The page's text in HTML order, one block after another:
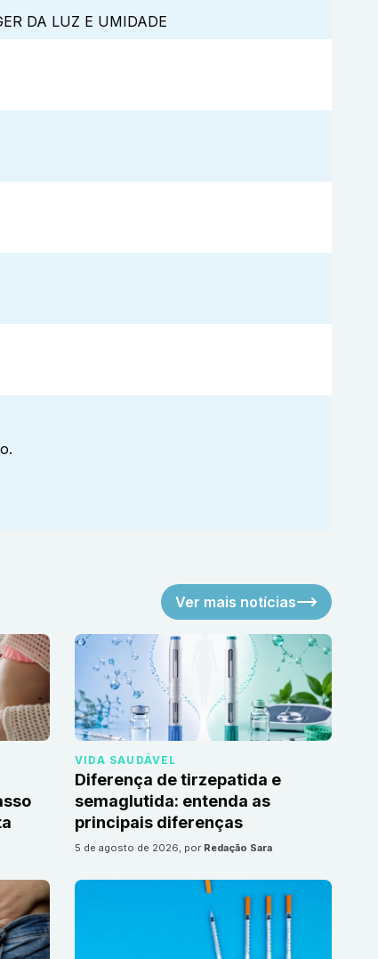
DA LUZ E UMIDADE
Ver mais notícias
VIDA SAUDÁVEL
Diferença de tirzepatida e
semaglutida: entenda as
principais diferenças
5 de agosto de 2026, por Redação Sara